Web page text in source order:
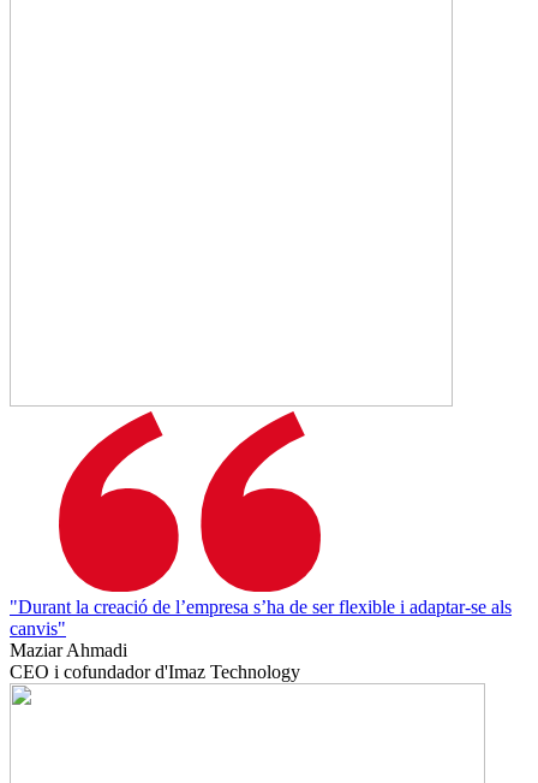
"Durant la creació de l’empresa s’ha de ser flexible i adaptar-se als
canvis"
Maziar Ahmadi
CEO i cofundador d'Imaz Technology